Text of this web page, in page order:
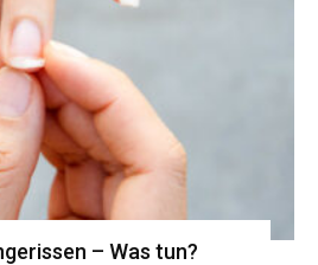
– Was tun?